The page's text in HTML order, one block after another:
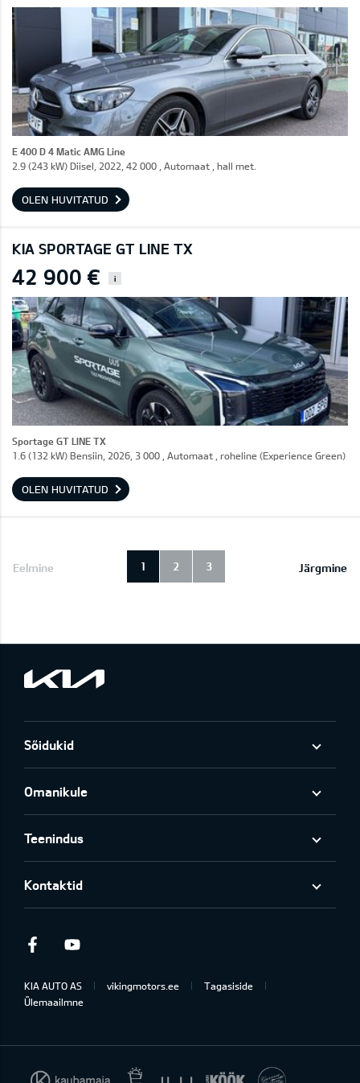
E 400 D 4 Matic AMG Line
2.9 (243 kW) Diisel, 2022, 42 000 , Automaat , hall met.
OLEN HUVITATUD
KIA SPORTAGE GT LINE TX
42 900 € i
Sportage GT LINE TX
1.6 (132 kW) Bensiin, 2026, 3 000 , Automaat , roheline (Experience Green)
OLEN HUVITATUD
Eelmine Järgmine
1 2 3
Sõidukid
Omanikule
Teenindus
Kontaktid
Facebook
KIA AUTO AS vikingmotors.ee
Tagasiside
Ülemaailmne